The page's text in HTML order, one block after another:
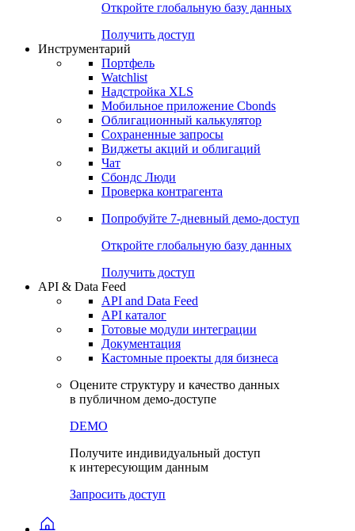
Консенсусы
Попробуйте7-дневный
Откройте глобальную базу данных
Получить доступ
Инструментарий
Портфель
Watchlist
Надстройка XLS
Мобильное приложение Cbonds
Облигационный калькулятор
Сохраненные запросы
Чат
Проверка контрагента
Попробуйте7-дневный
Откройте глобальную базу данных
Получить доступ
API & Data Feed
API and Data Feed
Готовые модули интеграции
Документация
в публичном демо-доступе